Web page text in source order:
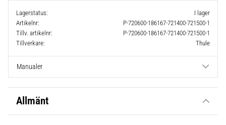
Lagerstatus
I lager
Artikelnr
P-720600-186167-721400-721500-1
Tillv. artikelnr
P-720600-186167-721400-721500-1
Tillverkare
Thule
Manualer
Allmänt